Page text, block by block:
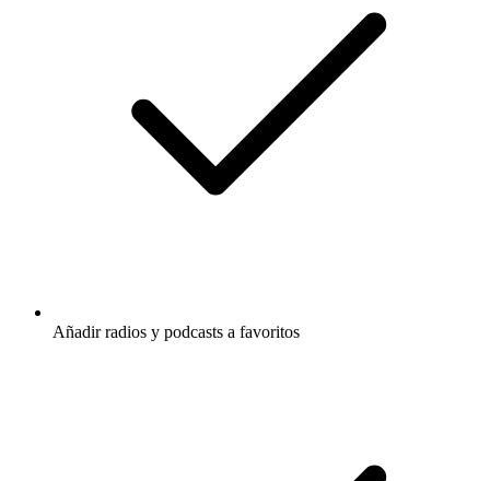
Añadir radios y podcasts a favoritos